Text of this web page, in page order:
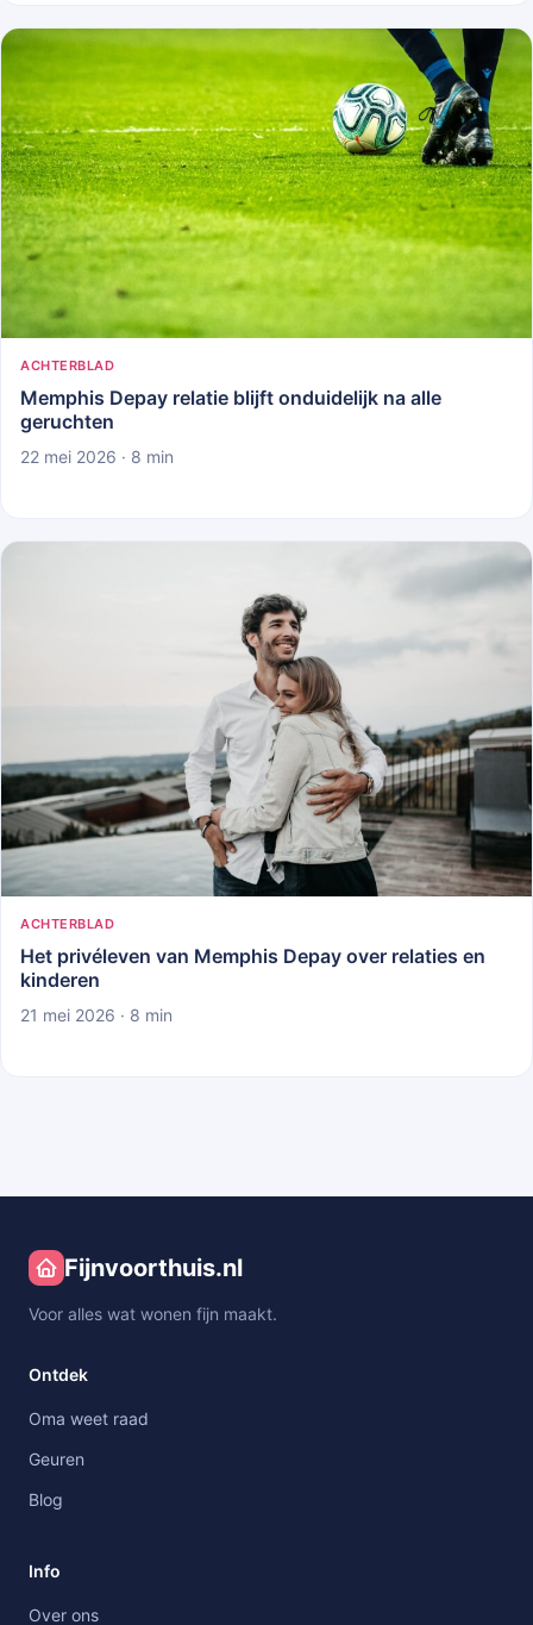
ACHTERBLAD
Memphis Depay relatie blijft onduidelijk na alle
geruchten
22 mei 2026 · 8 min
ACHTERBLAD
Het privéleven van Memphis Depay over relaties en
kinderen
21 mei 2026 · 8 min
Fijnvoorthuis.nl
Voor alles wat wonen fijn maakt.
Ontdek
Oma weet raad
Geuren
Blog
Info
Over ons